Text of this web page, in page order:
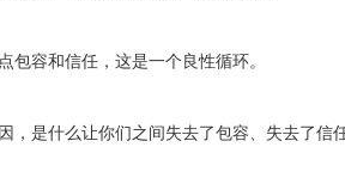
容和信任，这是一个良性循环。
，是什么让你们之间失去了包容、失去了信